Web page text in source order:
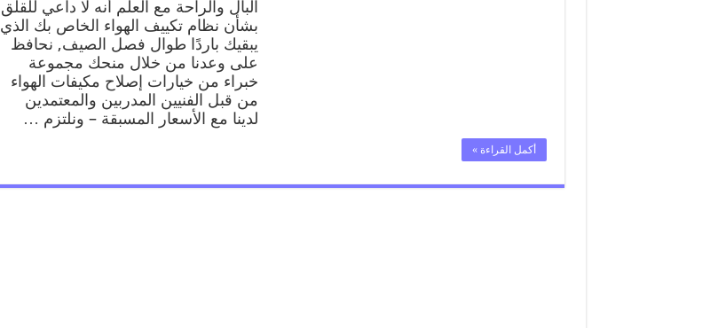
البال والراحة مع العلم أنه لا داعي للقلق
بشأن نظام تكييف الهواء الخاص بك الذي
يبقيك باردًا طوال فصل الصيف, نحافظ
على وعدنا من خلال منحك مجموعة
خبراء من خيارات إصلاح مكيفات الهواء
من قبل الفنيين المدربين والمعتمدين
لدينا مع الأسعار المسبقة – ونلتزم …
أكمل القراءة »